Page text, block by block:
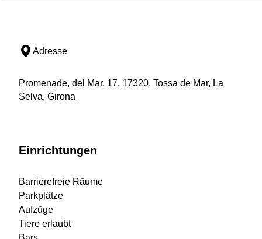
Adresse
Promenade, del Mar, 17, 17320, Tossa de Mar, La
Selva, Girona
Einrichtungen
Barrierefreie Räume
Parkplätze
Aufzüge
Tiere erlaubt